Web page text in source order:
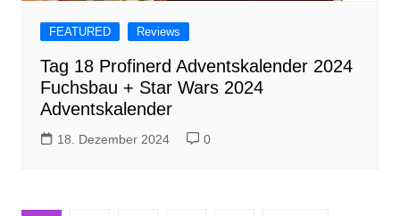
FEATURED Reviews
Tag 18 Profinerd Adventskalender 2024
Fuchsbau + Star Wars 2024
Adventskalender
18. Dezember 2024 0